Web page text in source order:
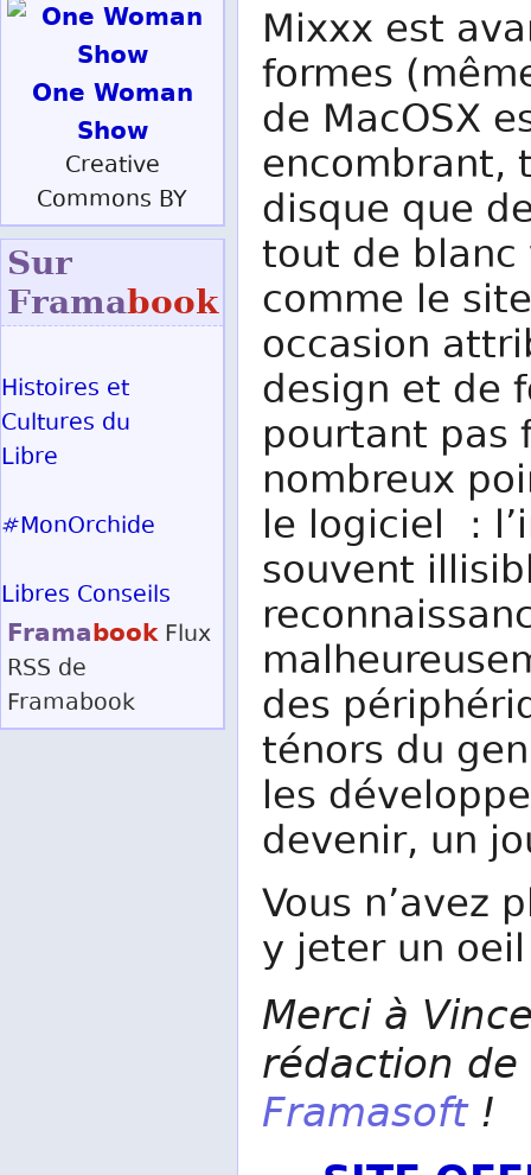
Mixxx est
formes
de MacOSX
encombrant,
disque que
tout de
comme le
occasion
design et de
pourtant pas
nombreux
le logiciel :
souvent
des
ténors du
les
devenir, un
Vous n’avez
y jeter un
Merci à
rédaction
Framasoft!
One Woman
Show
Creative
Commons BY
Sur
Framabook
Histoires et
Cultures du
Libre
#MonOrchide
Libres Conseils
Framabook Flux
RSS de
Framabook